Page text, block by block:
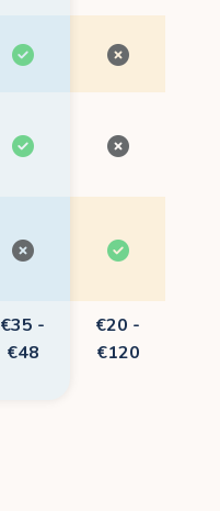
€35 -
€48
€20 -
€120